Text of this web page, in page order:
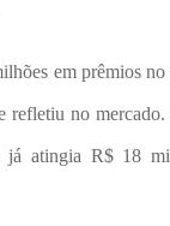
em prêmios
refletiu no
já atingia R$ 18